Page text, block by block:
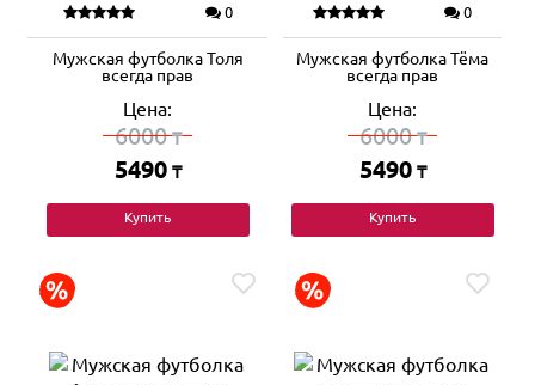
0
Мужская футболка Толя
всегда прав
Цена:
6000₸
5490 ₸
Купить
0
Мужская футболка Тёма
всегда прав
Цена:
6000₸
5490 ₸
Купить